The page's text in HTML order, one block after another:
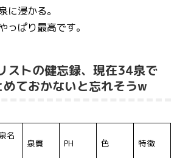
に浸かる。
っぱり最高です。
ストの健忘録、現在34泉で
ておかないと忘れそうw
名
泉質 PH 色 特徴